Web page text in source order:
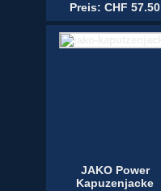
Preis: CHF 57.50
JAKO Power
Kapuzenjacke